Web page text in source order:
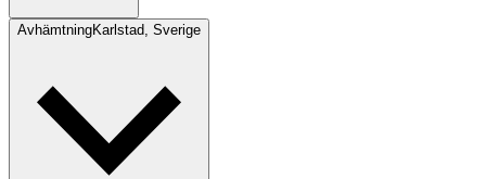
AvhämtningKarlstad, Sverige